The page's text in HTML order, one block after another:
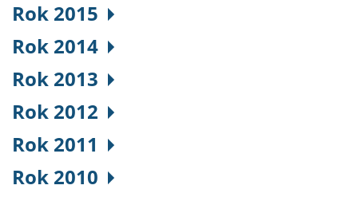
Rok 2015
Rok 2014
Rok 2013
Rok 2012
Rok 2011
Rok 2010